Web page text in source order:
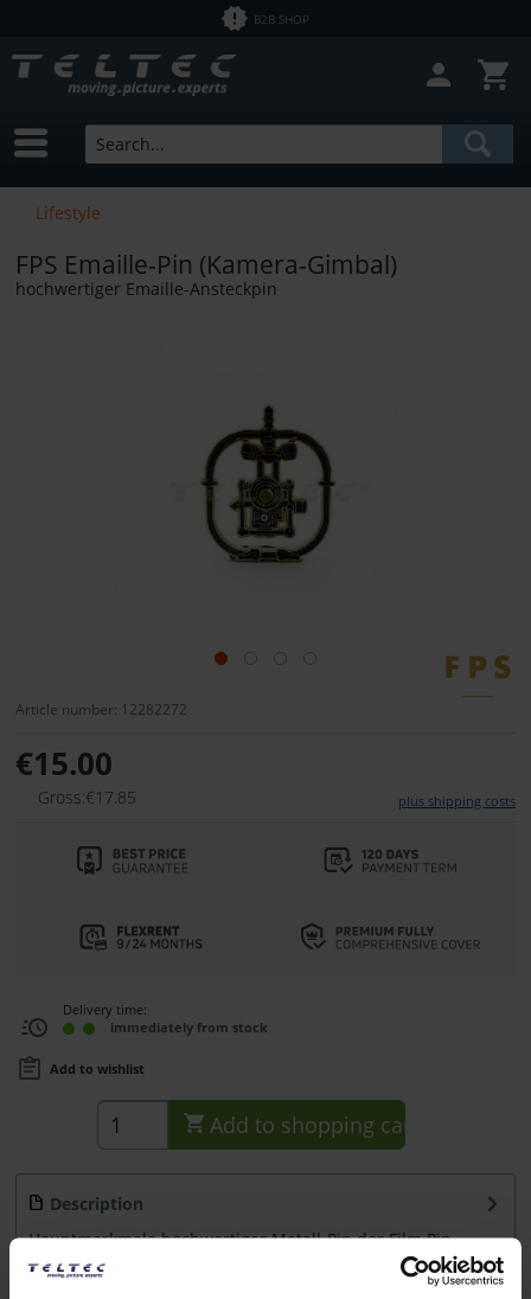
B2B SHOP
Lifestyle
FPS Emaille-Pin (Kamera-Gimbal)
hochwertiger Emaille-Ansteckpin
Article number: 12282272
€15.00
Gross:€17.85 plus shipping costs
Delivery time:
immediately from stock
Add to wishlist
Add to shopping cart
Description
Hauptmerkmale hochwertiger Metall-Pin der Film Pin
Society beidseitig geprägt Lieferumfang...
more